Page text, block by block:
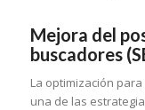
Mejora del
buscadores
La optimización
una de las